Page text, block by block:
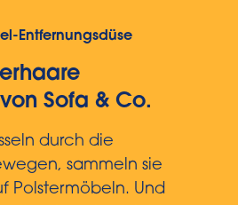
Entfernungsdüse
Sofa & Co.
durch die
sammeln sie
Polstermöbeln. Und